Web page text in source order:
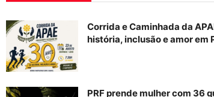
Corrida e Caminhada da
história, inclusão e amor em
PRF prende mulher com 36